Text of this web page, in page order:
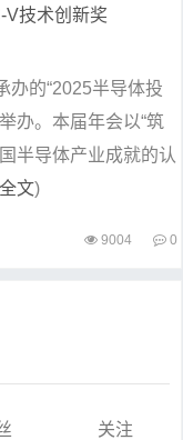
V技术创新奖
办的“2025半导体投
办。本届年会以“筑
半导体产业成就的认
文)
9004 0
关注